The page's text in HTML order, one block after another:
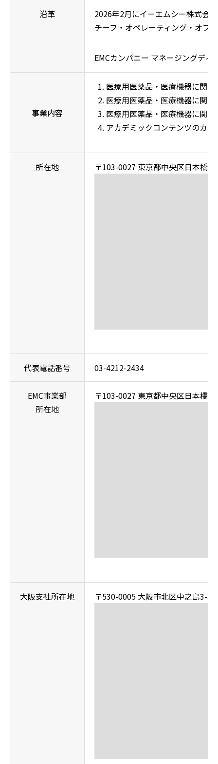
沿革
2026年2月にイーエムシー株式会
チーフ・オペレーティング・オ
EMCカンパニー マネージングデ
事業内容
医療用医薬品・医療機器に関
医療用医薬品・医療機器に関
医療用医薬品・医療機器に関
アカデミックコンテンツのカ
所在地 〒103-0027 東京都中央区日本橋
代表電話番号 03-4212-2434
EMC事業部
所在地
〒103-0027 東京都中央区日本橋
大阪支社所在地 〒530-0005 大阪市北区中之島3-